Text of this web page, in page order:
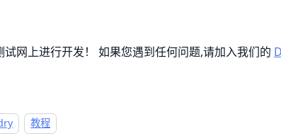
网上进行开发！ 如果您遇到任何问题,请加入我们的
教程